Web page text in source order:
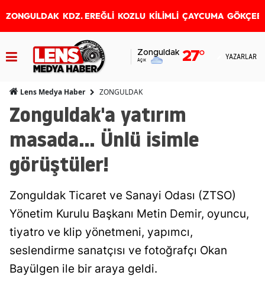
ZONGULDAK KDZ. EREĞLİ KOZLU KİLİMLİ ÇAYCUMA
Zonguldak
Açık 27° YAZARLAR
Lens Medya Haber ZONGULDAK
Zonguldak'a yatırım
masada... Ünlü isimle
görüştüler!
Zonguldak Ticaret ve Sanayi Odası (ZTSO)
Yönetim Kurulu Başkanı Metin Demir, oyuncu,
tiyatro ve klip yönetmeni, yapımcı,
seslendirme sanatçısı ve fotoğrafçı Okan
Bayülgen ile bir araya geldi.